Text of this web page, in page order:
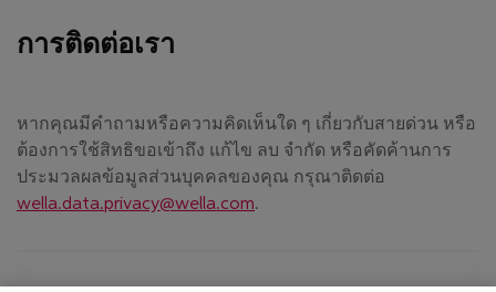
การติดต่อเรา
หากคุณมีคำถามหรือความคิดเห็นใด ๆ เกี่ยวกับสายด่วน หรือ
ต้องการใช้สิทธิขอเข้าถึง แก้ไข ลบ จำกัด หรือคัดค้านการ
ประมวลผลข้อมูลส่วนบุคคลของคุณ กรุณาติดต่อ
wella.data.privacy@wella.com(เปิดในหน้าต่างใหม่)
.